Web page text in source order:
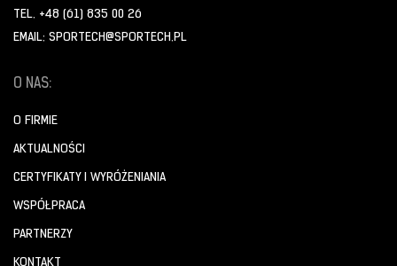
TEL. +48 (61) 835 00 26
EMAIL: SPORTECH@SPORTECH.PL
O NAS:
O FIRMIE
AKTUALNOŚCI
CERTYFIKATY I WYRÓŻENIANIA
WSPÓŁPRACA
PARTNERZY
KONTAKT